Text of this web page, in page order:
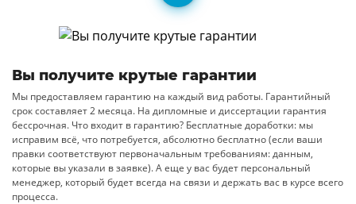
Вы получите крутые гарантии
Мы предоставляем гарантию на каждый вид работы. Гарантийный
срок составляет 2 месяца. На дипломные и диссертации гарантия
бессрочная. Что входит в гарантию? Бесплатные доработки: мы
исправим всё, что потребуется, абсолютно бесплатно (если ваши
правки соответствуют первоначальным требованиям: данным,
которые вы указали в заявке). А еще у вас будет персональный
менеджер, который будет всегда на связи и держать вас в курсе всего
процесса.